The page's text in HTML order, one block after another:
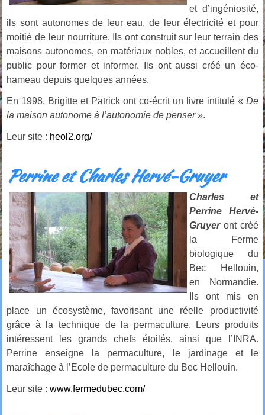
et d’ingéniosité,
ils sont autonomes de leur eau, de leur électricité et pour
moitié de leur nourriture. Ils ont construit sur leur terrain des
maisons autonomes, en matériaux nobles, et accueillent du
public pour former et informer. Ils ont aussi créé un éco-
hameau depuis quelques années.
En 1998, Brigitte et Patrick ont co-écrit un livre intitulé « De
la maison autonome à l’autonomie de penser».
Leur site : heol2.org/
Perrine et Charles Hervé-Gruyer
Charles et
Perrine Hervé-
Gruyeront créé
la Ferme
biologique du
Bec Hellouin,
en Normandie.
Ils ont mis en
place un écosystème, favorisant une réelle productivité
grâce à la technique de la permaculture. Leurs produits
intéressent les grands chefs étoilés, ainsi que l’INRA.
Perrine enseigne la permaculture, le jardinage et le
maraîchage à l’Ecole de permaculture du Bec Hellouin.
Leur site :www.fermedubec.com/